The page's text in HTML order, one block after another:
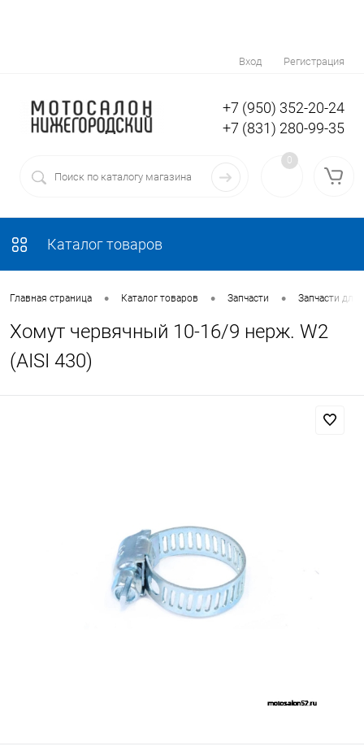
Вход Регистрация
+7 (950) 352-20-24
+7 (831) 280-99-35
0
Каталог товаров
Главная страница • Каталог товаров • Запчасти • Запчасти для
Хомут червячный 10-16/9 нерж. W2
(AISI 430)